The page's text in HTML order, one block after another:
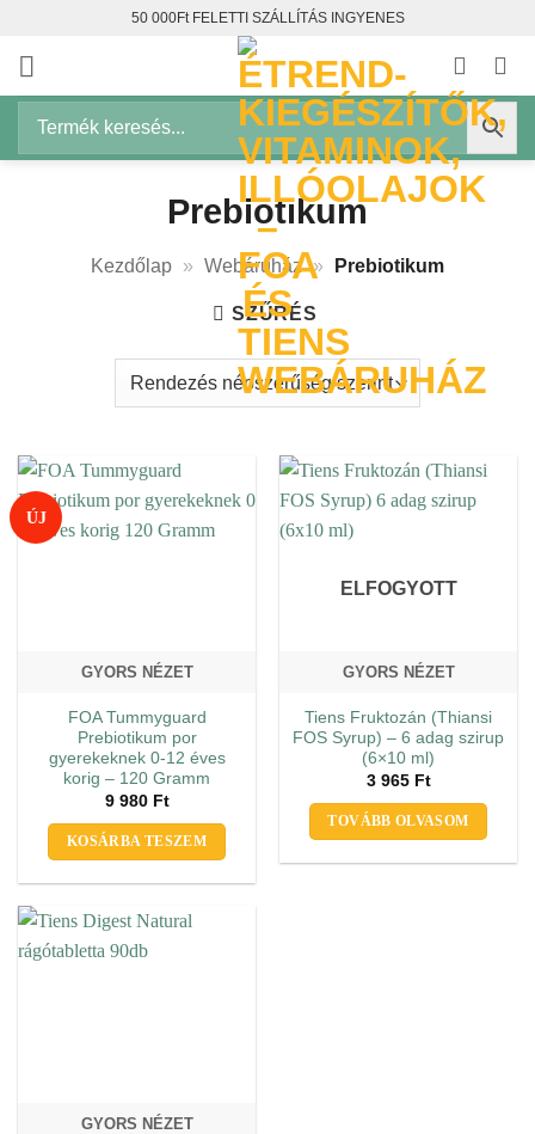
content
50 000Ft FELETTI SZÁLLÍTÁS INGYENES
Prebiotikum
Kezdőlap » Webáruház » Prebiotikum
SZŰRÉS
ÚJ
GYORS NÉZET
FOA Tummyguard
Prebiotikum por
gyerekeknek 0-12 éves
korig – 120 Gramm
9 980 Ft
KOSÁRBA TESZEM
GYORS NÉZET
ELFOGYOTT
Tiens Fruktozán (Thiansi
FOS Syrup) – 6 adag szirup
(6×10 ml)
3 965 Ft
TOVÁBB OLVASOM
GYORS NÉZET